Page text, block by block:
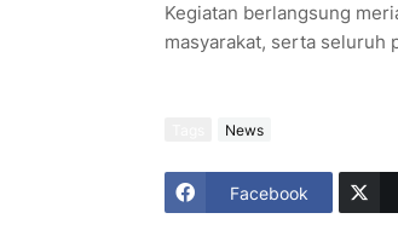
Kegiatan berlangsung
masyarakat, serta seluruh
News
Facebook